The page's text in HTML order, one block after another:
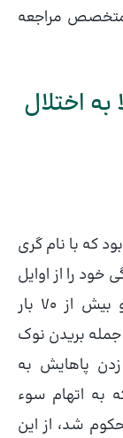
متخصص مراجعه
اختلال
که با نام گری
خود را از اوایل
نوجوانی در مؤسسات گذرانده است. او بیش از 70 بار
بریدن نوک
پاهایش به
به اتهام سوء
زندان محکوم شد، از این